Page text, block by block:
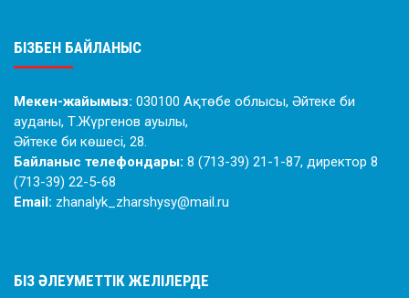
БІЗБЕН БАЙЛАНЫС
Мекен-жайымыз: 030100 Ақтөбе облысы, Әйтеке би
ауданы, Т.Жүргенов ауылы,
Әйтеке би көшесі, 28.
Байланыс телефондары: 8 (713-39) 21-1-87, директор 8
(713-39) 22-5-68
Email: zhanalyk_zharshysy@mail.ru
БІЗ ӘЛЕУМЕТТІК ЖЕЛІЛЕРДЕ